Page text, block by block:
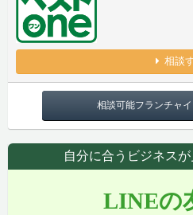
相談
相談可能フランチャ
自分に合うビジネス
LINEの